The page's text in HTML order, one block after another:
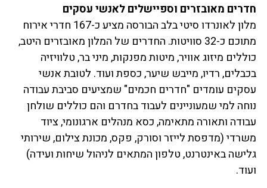
חדרים מאובזרים וספיישלים לאנשי עסקים
מלון לאונרדו סיטי בלב הבורסה מציע כ-167 חדרי אירוח
מתוכם כ-32 סוויטות. החדרים של המלון מאובזרים היטב,
כוללים מיזוג אוויר, מיטות מפנקות, מיני בר, טלוויזיה
בכבלים, רדיו, מייבש שיער, כספת ועוד. לטובת אנשי
עסקים עומדים "חדרים חכמים" שמציעים סביבת עבודה
נוחה למי שמעוניינים לעבוד בחדרם והם כוללים שולחן
עבודה ותאורה מתאימה, כסא מנהלים ארגונומי, ציוד
משרדי (מדפסת לייזר וסורק, פקס, מכונת צילום, שירותי
גלישה באינטרנט, טלפון המתאים לניהול שיחות ועידה)
ועוד.